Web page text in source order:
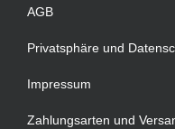
AGB
Privatsphäre und
Impressum
Zahlungsarten und